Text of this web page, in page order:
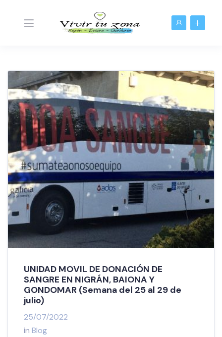
UNIDAD MOVIL DE DONACIÓN DE
SANGRE EN NIGRÁN, BAIONA Y
GONDOMAR (Semana del 25 al 29 de
julio)
25/07/2022
in Blog